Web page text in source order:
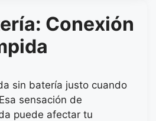
Conexión
sin batería justo cuando
sensación de
puede afectar tu